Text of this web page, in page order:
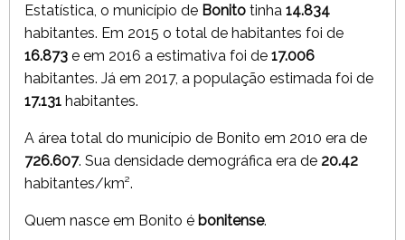
Estatística, o município de Bonito tinha 14.834
habitantes. Em 2015 o total de habitantes foi de
16.873 e em 2016 a estimativa foi de 17.006
habitantes. Já em 2017, a população estimada foi de
17.131 habitantes.
A área total do município de Bonito em 2010 era de
726.607. Sua densidade demográfica era de 20.42
habitantes/km².
Quem nasce em Bonito é bonitense.